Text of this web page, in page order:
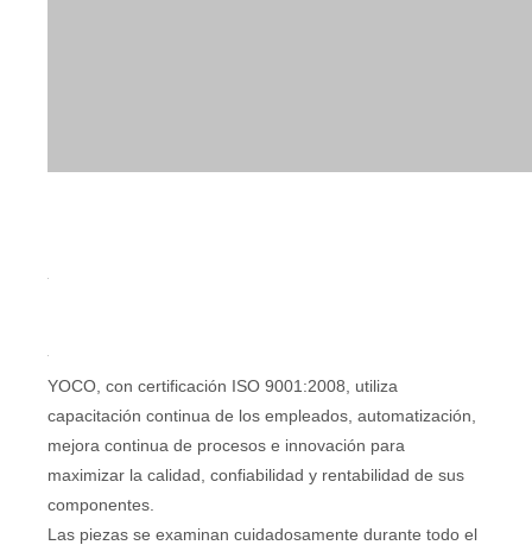
YOCO, con certificación ISO 9001:2008, utiliza
capacitación continua de los empleados, automatización,
mejora continua de procesos e innovación para
maximizar la calidad, confiabilidad y rentabilidad de sus
componentes.
Las piezas se examinan cuidadosamente durante todo el